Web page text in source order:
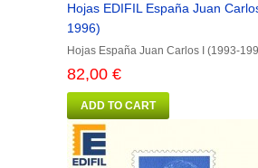
Hojas EDIFIL España Juan
1996)
Hojas España Juan Carlos I (1993-
82,00 €
ADD TO CART